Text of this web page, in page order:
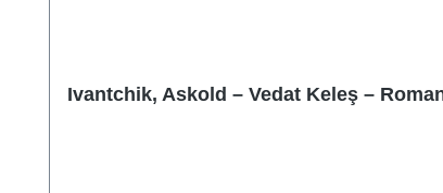
Ivantchik, Askold – Vedat Keleş –